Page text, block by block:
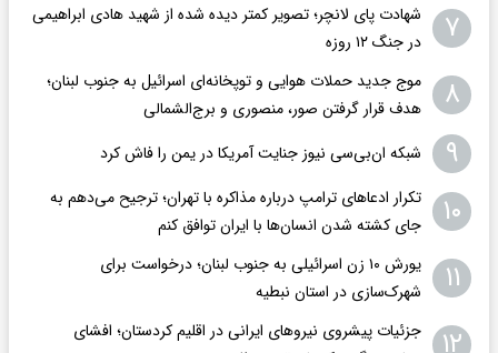
۷
شهادت پای لانچر؛ تصویر کمتر دیده شده از شهید هادی ابراهیمی
در جنگ ۱۲ روزه
۸
موج جدید حملات هوایی و توپخانه‌ای اسرائیل به جنوب لبنان؛
هدف قرار گرفتن صور، منصوری و برج‌الشمالی
۹ شبکه ان‌بی‌سی نیوز جنایت آمریکا در یمن را فاش کرد
۱۰
تکرار ادعاهای ترامپ درباره مذاکره با تهران؛ ترجیح می‌دهم به
جای کشته شدن انسان‌ها با ایران توافق کنم
۱۱
یورش ۱۰ زن اسرائیلی به جنوب لبنان؛ درخواست برای
شهرک‌سازی در استان نبطیه
جزئیات پیشروی نیروهای ایرانی در اقلیم کردستان؛ افشای